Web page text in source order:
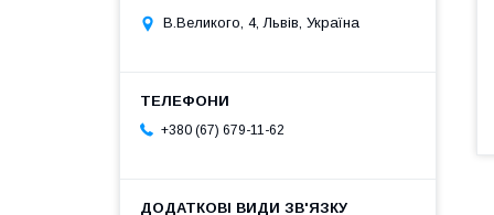
В.Великого, 4, Львів, Україна
+380 (67) 679-11-62